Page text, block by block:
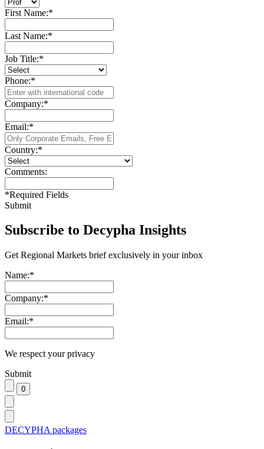
First Name:*
Last Name:*
Job Title:*
Phone:*
Company:*
Email:*
Country:*
Comments:
*Required Fields
Submit
Subscribe to Decypha Insights
Get Regional Markets brief exclusively in your inbox
Name:*
Company:*
Email:*
We respect your privacy
Submit
DECYPHA packages